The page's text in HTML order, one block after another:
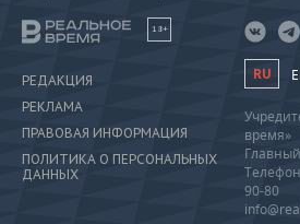
18+
РЕДАКЦИЯ
РЕКЛАМА
ПРАВОВАЯ ИНФОРМАЦИЯ
ПОЛИТИКА О ПЕРСОНАЛЬНЫХ
ДАННЫХ
RU
время»
90-80